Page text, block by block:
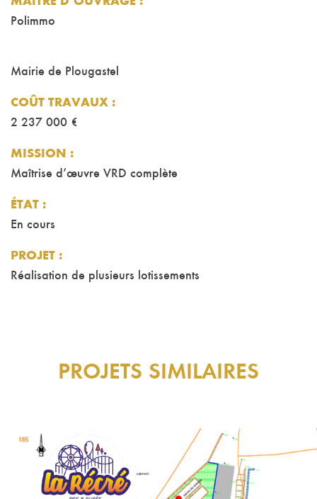
Polimmo
Mairie de Plougastel
COÛT TRAVAUX :
2 237 000 €
MISSION
:
Maîtrise d’œuvre VRD complète
ÉTAT :
En cours
PROJET :
Réalisation de plusieurs lotissements
PROJETS SIMILAIRES